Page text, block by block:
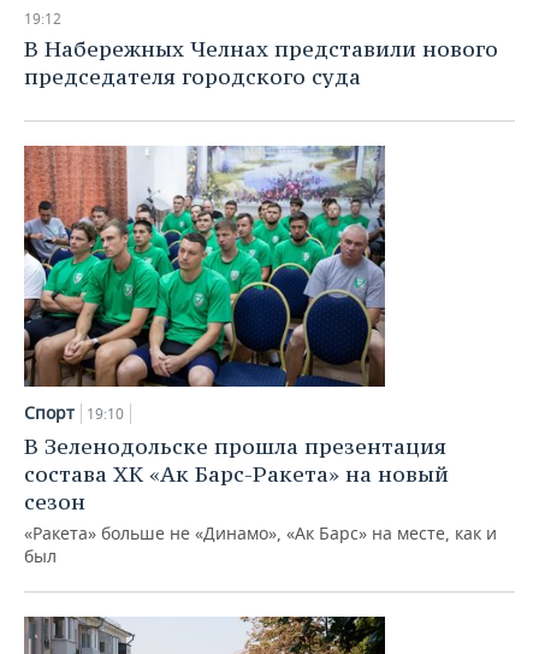
НЕФТЕХИМИЯ
НЕФТЬ
ОПК
ЭНЕРГЕТИКА
РОЗНИЧНАЯ ТОРГОВЛЯ
УСЛУГИ
НОВОСТИ ТЕХНОЛОГИЙ
МЕДИА
ТЕЛЕКОММУНИКАЦИИ
МЕРОПРИЯТИЯ
ВЫЕЗДНАЯ РЕДАКЦИЯ
БИЗНЕС-БРАНЧИ
ONLINE-КОНФЕРЕНЦИИ
ОТКРЫТАЯ ЛЕКЦИЯ
НОВОСТИ СПОРТА
ФУТБОЛ
ХОККЕЙ
БАСКЕТБОЛ
ВОЛЕЙБОЛ
ФИГУРНОЕ КАТАНИЕ
ВОДНЫЕ ВИДЫ СПОРТА
ХОККЕЙ С МЯЧОМ
ОБЩЕСТВО
НОВОСТИ ОБЩЕСТВА
ВЛАСТЬ
ИНФРАСТРУКТУРА
ИСТОРИЯ
МЕДИЦИНА
ОБРАЗОВАНИЕ
ПРОИСШЕСТВИЯ
ФОТОГАЛЕРЕЯ
СЮЖЕТЫ
СПРАВОЧНИК
СПИСОК ПЕРСОН
ПОЛНАЯ ВЕРСИЯ
19:12
В Набережных Челнах представили нового
председателя городского суда
Спорт 19:10
В Зеленодольске прошла презентация
состава ХК «Ак Барс-Ракета» на новый
сезон
«Ракета» больше не «Динамо», «Ак Барс» на месте, как и
был